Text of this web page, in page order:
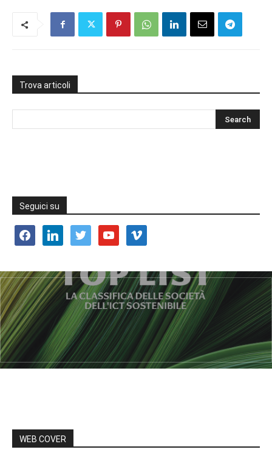
Trova articoli
Seguici su
facebooklinkedin twitter youtube vimeo
WEB COVER